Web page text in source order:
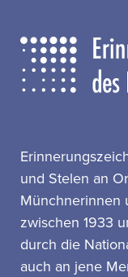
und Stelen an
Münchnerinnen
zwischen 1933
durch die
auch an jene